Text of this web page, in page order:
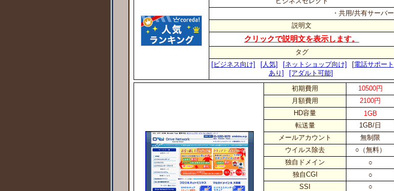
・共用/共有サーバー
説明文
クリックで説明文を表示します。
タグ
[ビジネス向け]
[人気] [ネットショップ向け]
[電話サポート
あり]
[アダルト可能]
初期費用
10500円
月額費用
2100円
HD容量
1GB
転送量
1GB/日
メールアカウント
無制限
ウイルス除去
○（無料）
独自ドメイン
○
独自CGI
○
SSI
○